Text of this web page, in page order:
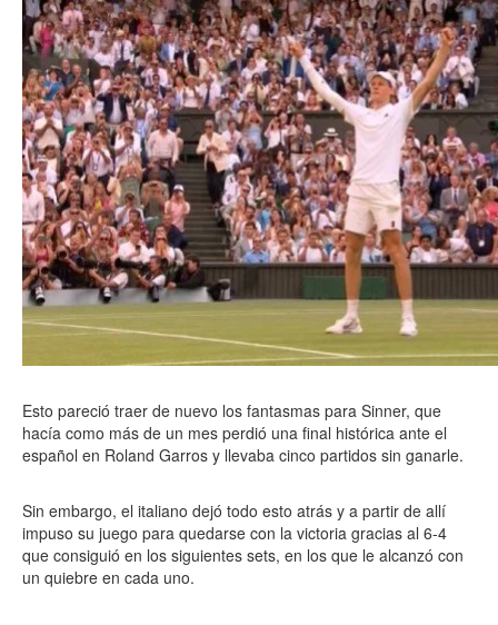
Esto pareció traer de nuevo los fantasmas para Sinner, que
hacía como más de un mes perdió una final histórica ante el
español en Roland Garros y llevaba cinco partidos sin ganarle.
Sin embargo, el italiano dejó todo esto atrás y a partir de allí
impuso su juego para quedarse con la victoria gracias al 6-4
que consiguió en los siguientes sets, en los que le alcanzó con
un quiebre en cada uno.